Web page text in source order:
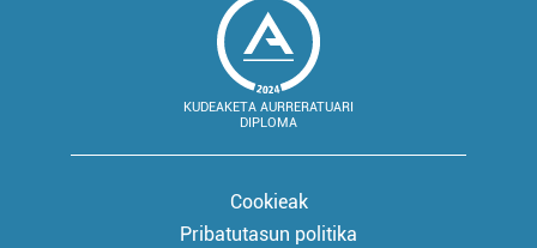
KUDEAKETA AURRERATUARI
DIPLOMA
Cookieak
Pribatutasun politika